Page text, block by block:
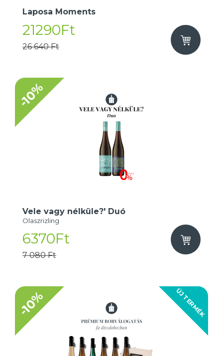
Laposa Moments
21290Ft
26 640 Ft
-10%
Vele vagy nélküle?' Duó
Olaszrizling
6370Ft
7 080 Ft
ÚJ TERMÉK
-10%